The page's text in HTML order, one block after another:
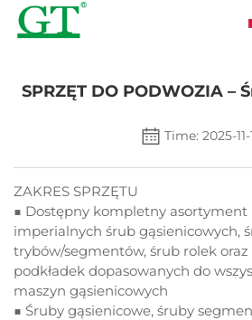
SPRZĘT DO PODWOZIA –
Time: 2025-11-
ZAKRES SPRZĘTU
■ Dostępny kompletny asortyment
imperialnych śrub gąsienicowych,
trybów/segmentów, śrub rolek
podkładek dopasowanych do
maszyn gąsienicowych
■ Śruby gąsienicowe, śruby